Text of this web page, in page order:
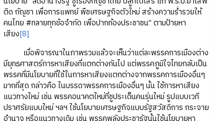
ติด กัญชา เพื่อการแพทย์ พืชเศรษฐกิจตัวใหม่ สร้างความร่ำรวยให้
คนไทย #ทลายทุกข้อจำกัด เพื่อปากท้องประชาชน” ตามป้ายหา
เสียง[8]
เมื่อพิจารณาในภาพรวมแล้วจะเห็นว่าแต่ละพรรคการเมืองต่าง
มียุทธศาสตร์การหาเสียงที่แตกต่างกันไป แต่พรรคภูมิใจไทยกลับเป็น
พรรคที่มีนโยบายที่ใช้ในการหาเสียงแตกต่างจากพรรคการเมืองอื่นๆ
มากที่สุด กล่าวคือ ในบรรดาพรรคการเมืองอื่นๆ นั้น ใช้การหาเสียง
แนวทางใหม่ เช่น พรรคอนาคตใหม่ที่ชูประเด็นคนรุ่นใหม่ รูปแบบเวที
ปราศรัยแบบใหม่ ฯลฯ ใช้นโยบายเศรษฐกิจแบบรัฐสวัสดิการ กระจาย